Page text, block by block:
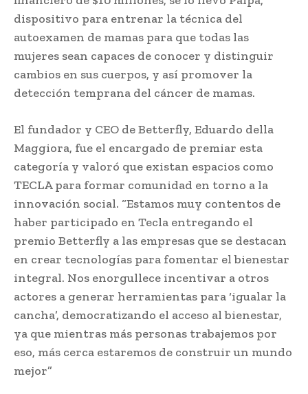
dispositivo para entrenar la técnica del
autoexamen de mamas para que todas las
mujeres sean capaces de conocer y distinguir
cambios en sus cuerpos, y así promover la
detección temprana del cáncer de mamas.
El fundador y CEO de Betterfly, Eduardo della
Maggiora, fue el encargado de premiar esta
categoría y valoró que existan espacios como
TECLA para formar comunidad en torno a la
innovación social. “Estamos muy contentos de
haber participado en Tecla entregando el
premio Betterfly a las empresas que se destacan
en crear tecnologías para fomentar el bienestar
integral. Nos enorgullece incentivar a otros
actores a generar herramientas para ‘igualar la
cancha’, democratizando el acceso al bienestar,
ya que mientras más personas trabajemos por
eso, más cerca estaremos de construir un mundo
mejor”